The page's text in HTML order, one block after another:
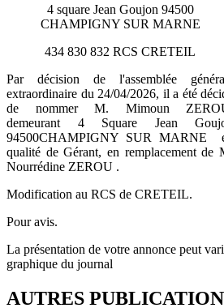
4 square Jean Goujon 94500
CHAMPIGNY SUR MARNE
434 830 832 RCS CRETEIL
Par décision de l'assemblée
extraordinaire du 24/04/2026, il a été
de nommer M. Mimoun
demeurant 4 Square Jean
94500CHAMPIGNY SUR MARNE
qualité de Gérant, en remplacement de
Nourrédine ZEROU .
Modification au RCS de CRETEIL.
Pour avis.
La présentation de votre annonce peut
graphique du journal
AUTRES